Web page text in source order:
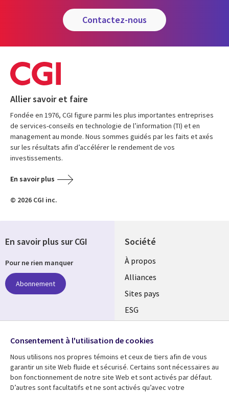
contactez-nous
Allier savoir et faire
Fondée en 1976, CGI figure parmi les plus importantes entreprises
de services-conseils en technologie de l’information (TI) et en
management au monde. Nous sommes guidés par les faits et axés
sur les résultats afin d’accélérer le rendement de vos
investissements.
En savoir plus
© 2026 CGI inc.
Société
À propos
Alliances
Sites pays
ESG
Fusions
Salle de presse
En savoir plus sur CGI
Pour ne rien manquer
Abonnement
Suivez-nous
Social
Media
Global
Consentement à l'utilisation de cookies
Nous utilisons nos propres témoins et ceux de tiers afin de vous
garantir un site Web fluide et sécurisé. Certains sont nécessaires au
bon fonctionnement de notre site Web et sont activés par défaut.
D’autres sont facultatifs et ne sont activés qu’avec votre